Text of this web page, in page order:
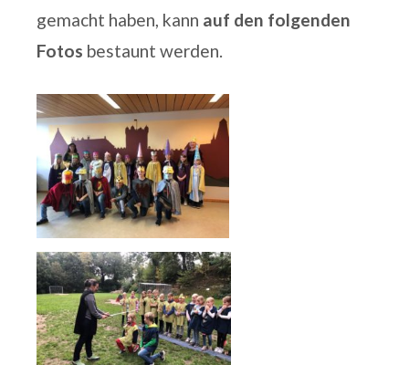
gemacht haben, kann auf den folgenden
Fotos bestaunt werden.